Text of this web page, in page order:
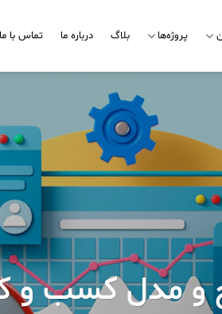
پروژه‌ها بلاگ درباره ما تماس با ما
و مدل کسب و